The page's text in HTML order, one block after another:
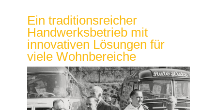
Ein traditionsreicher
Handwerksbetrieb mit
innovativen Lösungen für
viele Wohnbereiche